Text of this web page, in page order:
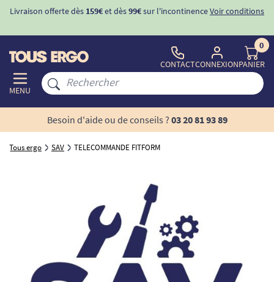
Livraison offerte dès 159€et dès99€sur l'incontinenceVoir conditions
MENU
CONTACTCONNEXION
0
PANIER
Besoin d'aide ou de conseils ? 03 20 81 93 89
Tous ergo SAV TELECOMMANDE FITFORM